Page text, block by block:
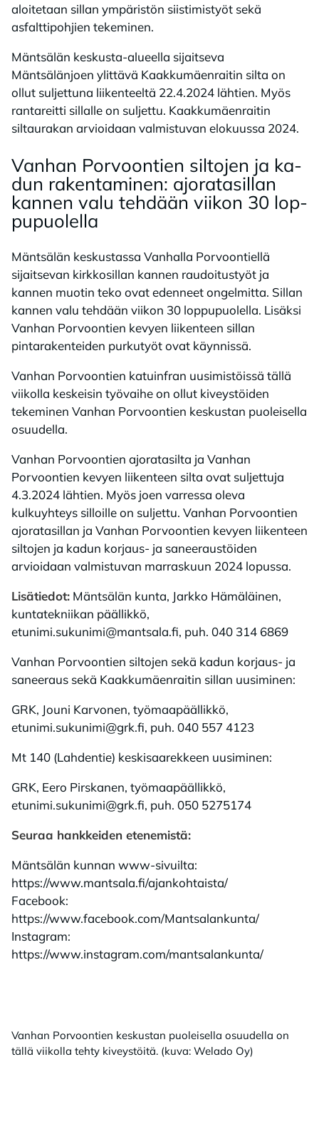
aloitetaan sillan ympäristön siistimistyöt sekä
asfalttipohjien tekeminen.
Mäntsälän keskusta-alueella sijaitseva
Mäntsälänjoen ylittävä Kaakkumäenraitin silta on
ollut suljettuna liikenteeltä 22.4.2024 lähtien. Myös
rantareitti sillalle on suljettu. Kaakkumäenraitin
siltaurakan arvioidaan valmistuvan elokuussa 2024.
Van­han Por­voon­tien sil­to­jen ja ka­
dun ra­ken­ta­mi­nen: ajo­ra­ta­sil­lan
kan­nen valu teh­dään vii­kon 30 lop­
pu­puo­lel­la
Mäntsälän keskustassa Vanhalla Porvoontiellä
sijaitsevan kirkkosillan kannen raudoitustyöt ja
kannen muotin teko ovat edenneet ongelmitta. Sillan
kannen valu tehdään viikon 30 loppupuolella. Lisäksi
Vanhan Porvoontien kevyen liikenteen sillan
pintarakenteiden purkutyöt ovat käynnissä.
Vanhan Porvoontien katuinfran uusimistöissä tällä
viikolla keskeisin työvaihe on ollut kiveystöiden
tekeminen Vanhan Porvoontien keskustan puoleisella
osuudella.
Vanhan Porvoontien ajoratasilta ja Vanhan
Porvoontien kevyen liikenteen silta ovat suljettuja
4.3.2024 lähtien. Myös joen varressa oleva
kulkuyhteys silloille on suljettu. Vanhan Porvoontien
ajoratasillan ja Vanhan Porvoontien kevyen liikenteen
siltojen ja kadun korjaus- ja saneeraustöiden
arvioidaan valmistuvan marraskuun 2024 lopussa.
Lisätiedot: Mäntsälän kunta, Jarkko Hämäläinen,
kuntatekniikan päällikkö,
etunimi.sukunimi@mantsala.fi, puh. 040 314 6869
Vanhan Porvoontien siltojen sekä kadun korjaus- ja
saneeraus sekä Kaakkumäenraitin sillan uusiminen:
GRK, Jouni Karvonen, työmaapäällikkö,
etunimi.sukunimi@grk.fi, puh. 040 557 4123
Mt 140 (Lahdentie) keskisaarekkeen uusiminen:
GRK, Eero Pirskanen, työmaapäällikkö,
etunimi.sukunimi@grk.fi, puh. 050 5275174
Seuraa hankkeiden etenemistä:
Mäntsälän kunnan www-sivuilta:
https://www.mantsala.fi/ajankohtaista/
Facebook:
https://www.facebook.com/Mantsalankunta/
Instagram:
https://www.instagram.com/mantsalankunta/
Vanhan Porvoontien keskustan puoleisella osuudella on
tällä viikolla tehty kiveystöitä. (kuva: Welado Oy)